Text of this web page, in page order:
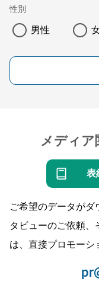
性別
男性
メディア
表
ご希望のデータがダ
タビューのご依頼
は、直接プロモーシ